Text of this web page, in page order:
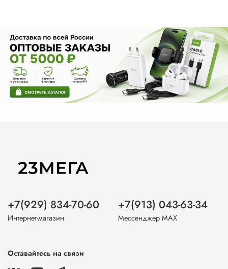
+7(929) 834-70-60
Интернет-магазин
+7(913) 043-63-34
Мессенджер MAX
Оставайтесь на связи